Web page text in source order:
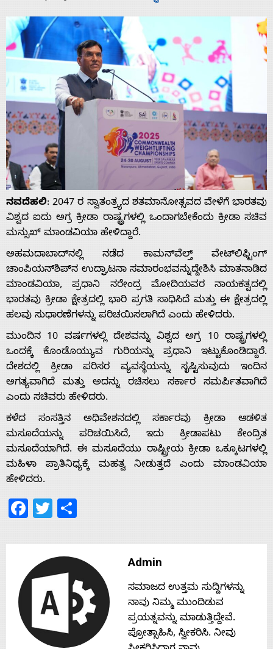
Home
About
Us
Advertise
Contact
ನವದೆಹಲಿ: 2047 ರ ಸ್ವಾತಂತ್ರ್ಯದ ಶತಮಾನೋತ್ಸವದ ವೇಳೆಗೆ ಭಾರತವು
ವಿಶ್ವದ ಐದು ಅಗ್ರ ಕ್ರೀಡಾ ರಾಷ್ಟ್ರಗಳಲ್ಲಿ ಒಂದಾಗಬೇಕೆಂದು ಕ್ರೀಡಾ ಸಚಿವ
ಮನ್ಸುಖ್ ಮಾಂಡವಿಯಾ ಹೇಳಿದ್ದಾರೆ.
ಅಹಮದಾಬಾದ್‌ನಲ್ಲಿ ನಡೆದ ಕಾಮನ್‌ವೆಲ್ತ್ ವೇಟ್‌ಲಿಫ್ಟಿಂಗ್
ಚಾಂಪಿಯನ್‌ಶಿಪ್‌ನ ಉದ್ಘಾಟನಾ ಸಮಾರಂಭವನ್ನುದ್ದೇಶಿಸಿ ಮಾತನಾಡಿದ
ಮಾಂಡವಿಯಾ, ಪ್ರಧಾನಿ ನರೇಂದ್ರ ಮೋದಿಯವರ ನಾಯಕತ್ವದಲ್ಲಿ
ಭಾರತವು ಕ್ರೀಡಾ ಕ್ಷೇತ್ರದಲ್ಲಿ ಭಾರಿ ಪ್ರಗತಿ ಸಾಧಿಸಿದೆ ಮತ್ತು ಈ ಕ್ಷೇತ್ರದಲ್ಲಿ
ಹಲವು ಸುಧಾರಣೆಗಳನ್ನು ಪರಿಚಯಿಸಲಾಗಿದೆ ಎಂದು ಹೇಳಿದರು.
ಮುಂದಿನ 10 ವರ್ಷಗಳಲ್ಲಿ ದೇಶವನ್ನು ವಿಶ್ವದ ಅಗ್ರ 10 ರಾಷ್ಟ್ರಗಳಲ್ಲಿ
ಒಂದಕ್ಕೆ ಕೊಂಡೊಯ್ಯುವ ಗುರಿಯನ್ನು ಪ್ರಧಾನಿ ಇಟ್ಟುಕೊಂಡಿದ್ದಾರೆ.
ದೇಶದಲ್ಲಿ ಕ್ರೀಡಾ ಪರಿಸರ ವ್ಯವಸ್ಥೆಯನ್ನು ಸೃಷ್ಟಿಸುವುದು ಇಂದಿನ
ಅಗತ್ಯವಾಗಿದೆ ಮತ್ತು ಅದನ್ನು ರಚಿಸಲು ಸರ್ಕಾರ ಸಮರ್ಪಿತವಾಗಿದೆ
ಎಂದು ಸಚಿವರು ಹೇಳಿದರು.
ಕಳೆದ ಸಂಸತ್ತಿನ ಅಧಿವೇಶನದಲ್ಲಿ ಸರ್ಕಾರವು ಕ್ರೀಡಾ ಆಡಳಿತ
ಮಸೂದೆಯನ್ನು ಪರಿಚಯಿಸಿದೆ, ಇದು ಕ್ರೀಡಾಪಟು ಕೇಂದ್ರಿತ
ಮಸೂದೆಯಾಗಿದೆ. ಈ ಮಸೂದೆಯು ರಾಷ್ಟ್ರೀಯ ಕ್ರೀಡಾ ಒಕ್ಕೂಟಗಳಲ್ಲಿ
ಮಹಿಳಾ ಪ್ರಾತಿನಿಧ್ಯಕ್ಕೆ ಮಹತ್ವ ನೀಡುತ್ತದೆ ಎಂದು ಮಾಂಡವಿಯಾ
ಹೇಳಿದರು.
Facebook
Twitter
Admin
ಸಮಾಜದ ಉತ್ತಮ ಸುದ್ದಿಗಳನ್ನು
ನಾವು ನಿಮ್ಮ ಮುಂದಿಡುವ
ಪ್ರಯತ್ನವನ್ನು ಮಾಡುತ್ತಿದ್ದೇವೆ.
ಪ್ರೋತ್ಸಾಹಿಸಿ, ಸ್ವೀಕರಿಸಿ. ನೀವು